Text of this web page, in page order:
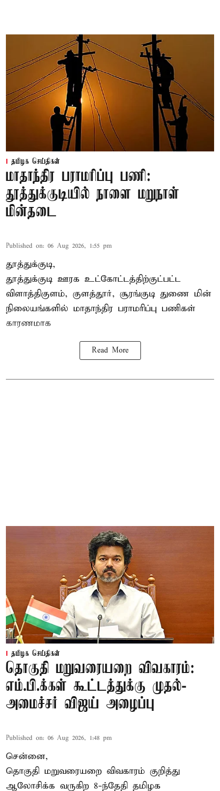
தமிழக செய்திகள்
மாதாந்திர பராமரிப்பு பணி:
தூத்துக்குடியில் நாளை மறுநாள்
மின்தடை
Published on: 06 Aug 2026, 1:55 pm
தூத்துக்குடி,
தூத்துக்குடி ஊரக உட்கோட்டத்திற்குட்பட்ட
விளாத்திகுளம், குளத்தூர், சூரங்குடி துணை மின்
நிலையங்களில் மாதாந்திர பராமரிப்பு பணிகள்
காரணமாக
Read More
தமிழக செய்திகள்
தொகுதி மறுவரையறை விவகாரம்:
எம்.பி.க்கள் கூட்டத்துக்கு முதல்-
அமைச்சர் விஜய் அழைப்பு
Published on: 06 Aug 2026, 1:48 pm
சென்னை,
தொகுதி மறுவரையறை விவகாரம் குறித்து
ஆலோசிக்க வருகிற 8-ந்தேதி தமிழக